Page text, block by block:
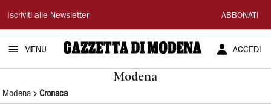
Gazzetta
di
Modena
Iscriviti alle Newsletter ABBONATI
MENU ACCEDI
Modena
Modena Cronaca